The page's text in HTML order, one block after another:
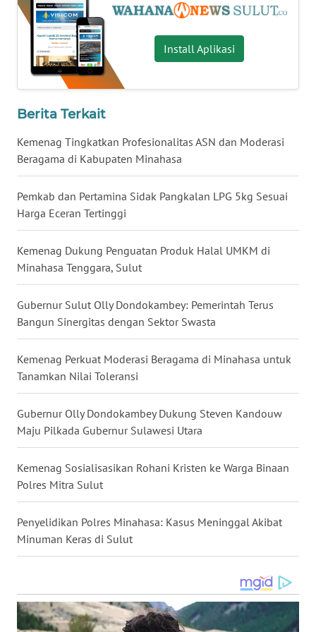
Install Aplikasi
Berita Terkait
Kemenag Tingkatkan Profesionalitas ASN dan Moderasi
Beragama di Kabupaten Minahasa
Pemkab dan Pertamina Sidak Pangkalan LPG 5kg Sesuai
Harga Eceran Tertinggi
Kemenag Dukung Penguatan Produk Halal UMKM di
Minahasa Tenggara, Sulut
Gubernur Sulut Olly Dondokambey: Pemerintah Terus
Bangun Sinergitas dengan Sektor Swasta
Kemenag Perkuat Moderasi Beragama di Minahasa untuk
Tanamkan Nilai Toleransi
Gubernur Olly Dondokambey Dukung Steven Kandouw
Maju Pilkada Gubernur Sulawesi Utara
Kemenag Sosialisasikan Rohani Kristen ke Warga Binaan
Polres Mitra Sulut
Penyelidikan Polres Minahasa: Kasus Meninggal Akibat
Minuman Keras di Sulut
WN
SULBAR
WN
BABEL
SUMBAR
WN
SUMSEL
WN
BENGKULU
WN
LAMPUNG
WN
WN
WN
WN
BALI
WN
KALBAR